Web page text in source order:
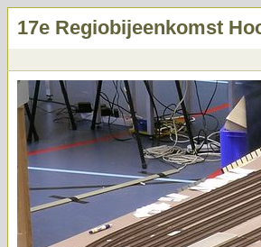
17e Regiobijeenkomst